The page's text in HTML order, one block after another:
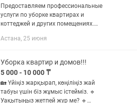
Предоставляем профессиональные
услуги по уборке квартирах и
коттеджей и других помещениях.
После ремонта После дезинфекции
другие...
Астана, 25 июня
Уборка квартир и домов!!!
5 000 - 10 000 ₸
🏡 Үйіңіз жарқырап, көңіліңіз жай
табуы үшін біз жұмыс істейміз. 🔹
Уақытыңыз жетпей жүр ме? 🔹